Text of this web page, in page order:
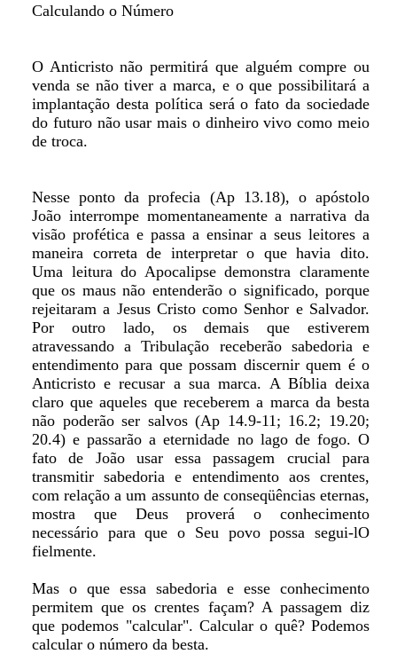
Calculando o Número
O Anticristo não permitirá que alguém compre ou
venda se não tiver a marca, e o que possibilitará a
implantação desta política será o fato da sociedade
do futuro não usar mais o dinheiro vivo como meio
de troca.
Nesse ponto da profecia (Ap 13.18), o apóstolo
João interrompe momentaneamente a narrativa da
visão profética e passa a ensinar a seus leitores a
maneira correta de interpretar o que havia dito.
Uma leitura do Apocalipse demonstra claramente
que os maus não entenderão o significado, porque
rejeitaram a Jesus Cristo como Senhor e Salvador.
Por outro lado, os demais que estiverem
atravessando a Tribulação receberão sabedoria e
entendimento para que possam discernir quem é o
Anticristo e recusar a sua marca. A Bíblia deixa
claro que aqueles que receberem a marca da besta
não poderão ser salvos (Ap 14.9-11; 16.2; 19.20;
20.4) e passarão a eternidade no lago de fogo. O
fato de João usar essa passagem crucial para
transmitir sabedoria e entendimento aos crentes,
com relação a um assunto de conseqüências eternas,
mostra que Deus proverá o conhecimento
necessário para que o Seu povo possa segui-lO
fielmente.
Mas o que essa sabedoria e esse conhecimento
permitem que os crentes façam? A passagem diz
que podemos "calcular". Calcular o quê? Podemos
calcular o número da besta.